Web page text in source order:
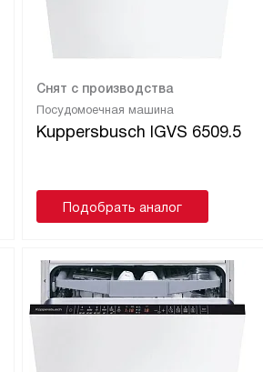
Посудомоечная машина
Kuppersbusch IGVS 6509.5
Снят с производства
Подобрать аналог